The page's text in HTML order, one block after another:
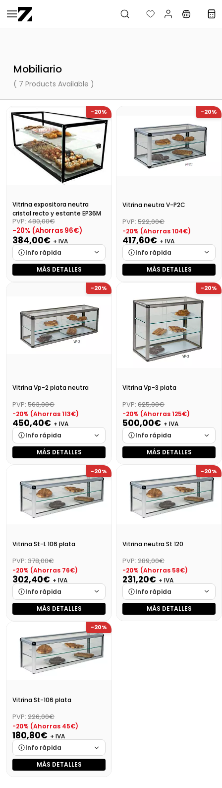
Saltar al
contenido
Mobiliario
( 7 Products Available )
-20%
Vitrina expositora neutra
cristal recto y estante EP36M
PVP: 480,00€
-20% (Ahorras 96€)
384,00€ + IVA
Info rápida
Marca
Cargando…
Cargando…
Cargando…
Precio final (+21%)464,64 €
MÁS DETALLES
-20%
Vitrina neutra V-P2C
PVP: 522,00€
-20% (Ahorras 104€)
417,60€ + IVA
Info rápida
Marca
Cargando…
Cargando…
Disponibilidad
Cargando…
Precio final (+21%) 505,30 €
MÁS DETALLES
-20%
Vitrina Vp-2 plata neutra
PVP: 563,00€
-20% (Ahorras 113€)
450,40€ + IVA
Info rápida
Marca
Cargando…
Cargando…
Disponibilidad
Cargando…
Precio final (+21%)
544,98 €
MÁS DETALLES
-20%
Vitrina Vp-3 plata
PVP: 625,00€
-20% (Ahorras 125€)
500,00€ + IVA
Info rápida
Marca
Cargando…
Cargando…
Disponibilidad
Cargando…
Precio final (+21%)
605,00 €
MÁS DETALLES
-20%
Vitrina St-L 106 plata
PVP: 378,00€
-20% (Ahorras 76€)
302,40€ + IVA
Info rápida
Marca
Cargando…
Cargando…
Disponibilidad
Cargando…
Precio final (+21%)
365,90 €
MÁS DETALLES
-20%
Vitrina neutra St 120
PVP: 289,00€
-20% (Ahorras 58€)
231,20€ + IVA
Info rápida
Marca
Cargando…
MÁS DETALLES
-20%
Vitrina St-106 plata
PVP: 226,00€
-20% (Ahorras 45€)
180,80€ + IVA
Info rápida
Marca
Cargando…
MÁS DETALLES